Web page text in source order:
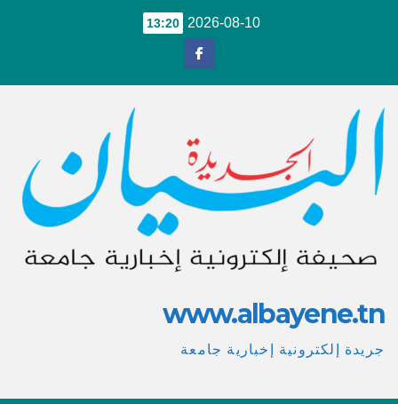
2026-08-10
13:20
www.albayene.tn
جريدة إلكترونية إخبارية جامعة